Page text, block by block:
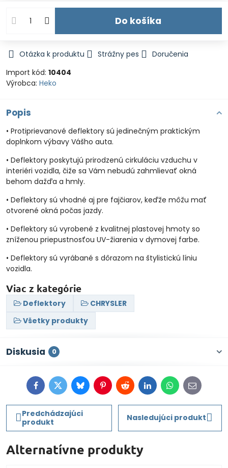
Do košíka
Otázka k produktu Strážny pes
Doručenia
Import kód: 10404
Výrobca: Heko
Popis
• Protiprievanové deflektory sú jedinečným praktickým
doplnkom výbavy Vášho auta.
• Deflektory poskytujú prirodzenú cirkuláciu vzduchu v
interiéri vozidla, čiže sa Vám nebudú zahmlievať okná
behom dažďa a hmly.
• Deflektory sú vhodné aj pre fajčiarov, keďže môžu mať
otvorené okná počas jazdy.
• Deflektory sú vyrobené z kvalitnej plastovej hmoty so
zníženou priepustnosťou UV-žiarenia v dymovej farbe.
• Deflektory sú vyrábané s dôrazom na štylistickú líniu
vozidla.
Viac z kategórie
Deflektory
CHRYSLER
Všetky produkty
Diskusia 0
FacebookTwitterBlueskyPinterestRedditLinkedInWhatsApp
E-
mail
Predchádzajúci
produkt
Nasledujúci produkt
Alternatívne produkty